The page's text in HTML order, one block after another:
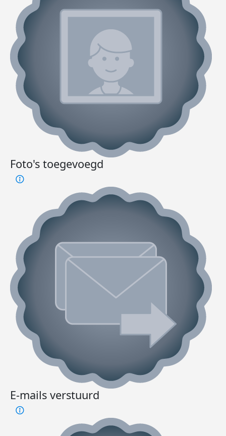
Foto's toegevoegd
E-mails verstuurd